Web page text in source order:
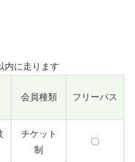
に走ります
会員種類 フリーパス
チケット
制
〇